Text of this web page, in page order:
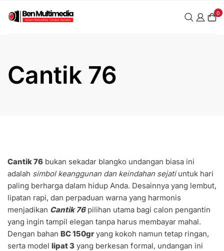
0
Cantik 76
Cantik 76 bukan sekadar blangko undangan biasa ini
adalah simbol keanggunan dan keindahan sejatiuntuk hari
paling berharga dalam hidup Anda. Desainnya yang lembut,
lipatan rapi, dan perpaduan warna yang harmonis
menjadikan Cantik 76pilihan utama bagi calon pengantin
yang ingin tampil elegan tanpa harus membayar mahal.
Dengan bahan BC 150gr yang kokoh namun tetap ringan,
serta model lipat 3 yang berkesan formal, undangan ini